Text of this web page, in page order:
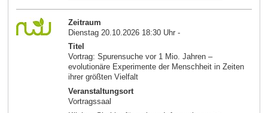
Zeitraum
Dienstag 20.10.2026 18:30 Uhr -
Titel
Vortrag: Spurensuche vor 1 Mio. Jahren –
evolutionäre Experimente der Menschheit in Zeiten
ihrer größten Vielfalt
Veranstaltungsort
Vortragssaal